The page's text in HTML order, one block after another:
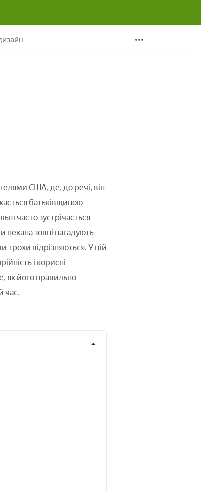
США, де, до речі, він
батьківщиною
часто зустрічається
пекана зовні нагадують
трохи відрізняються. У цій
і корисні
як його правильно
час.